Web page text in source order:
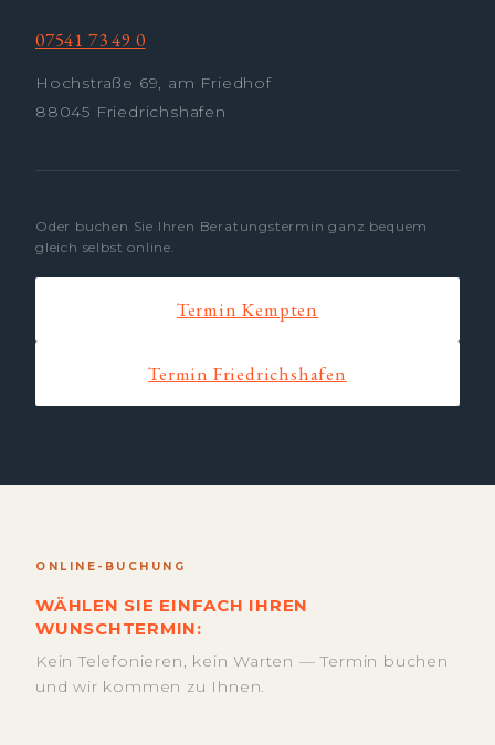
07541 73 49 0
Hochstraße 69, am Friedhof
88045 Friedrichshafen
Oder buchen Sie Ihren Beratungstermin ganz bequem
gleich selbst online.
Termin Kempten
Termin Friedrichshafen
ONLINE-BUCHUNG
WÄHLEN SIE EINFACH IHREN
WUNSCHTERMIN:
Kein Telefonieren, kein Warten — Termin buchen
und wir kommen zu Ihnen.